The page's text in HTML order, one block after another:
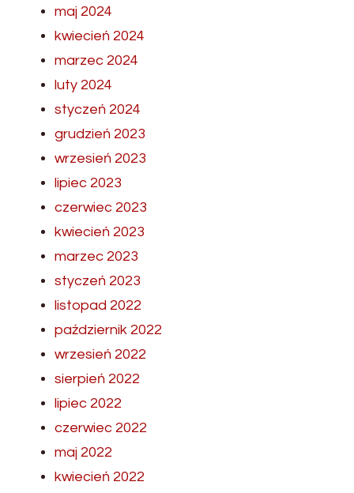
maj 2024
kwiecień 2024
marzec 2024
luty 2024
styczeń 2024
grudzień 2023
wrzesień 2023
lipiec 2023
czerwiec 2023
kwiecień 2023
marzec 2023
styczeń 2023
listopad 2022
październik 2022
wrzesień 2022
sierpień 2022
lipiec 2022
czerwiec 2022
maj 2022
kwiecień 2022